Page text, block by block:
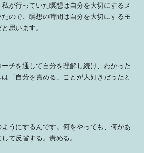
が行っていた瞑想は自分を大切にするメ
ので、瞑想の時間は自分を大切にするモ
思います。
チを通して自分を理解し続け、わかった
「自分を責める」ことが大好きだったと
うにするんです。何をやっても、何があ
て反省する。責める。